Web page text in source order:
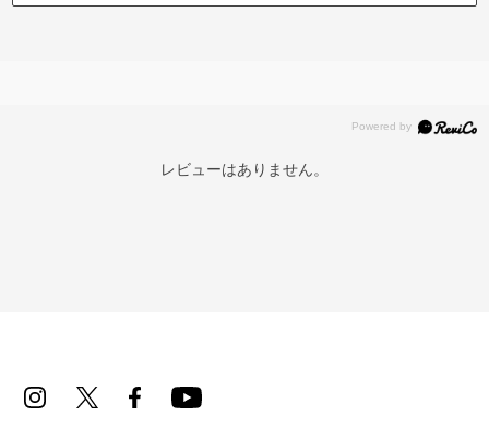
レビューはありません。